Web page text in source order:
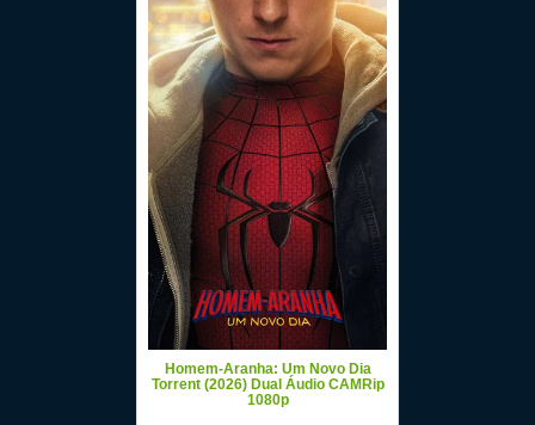
Homem-Aranha: Um Novo Dia
Torrent (2026) Dual Áudio CAMRip
1080p